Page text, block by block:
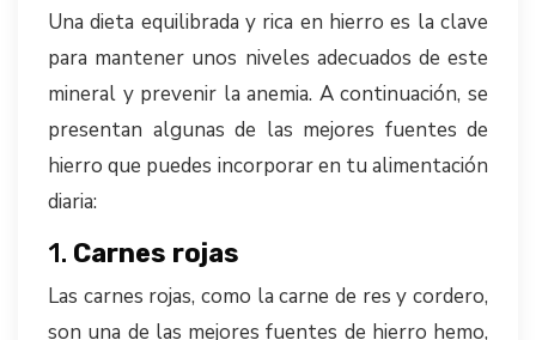
Una dieta equilibrada y rica en hierro es la clave
para mantener unos niveles adecuados de este
mineral y prevenir la anemia. A continuación, se
presentan algunas de las mejores fuentes de
hierro que puedes incorporar en tu alimentación
diaria:
1. Carnes rojas
Las carnes rojas, como la carne de res y cordero,
son una de las mejores fuentes de hierro hemo,